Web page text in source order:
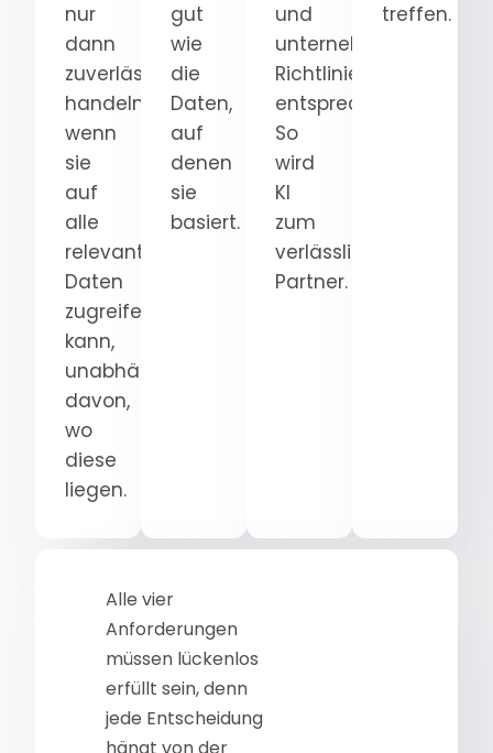
nur
dann
zuverlässig
handeln,
wenn
sie
auf
alle
relevanten
Daten
zugreifen
kann,
unabhängig
davon,
wo
diese
liegen.
gut
wie
die
Daten,
auf
denen
sie
basiert.
und
unternehmensweiten
Richtlinien
entsprechen.
So
wird
KI
zum
verlässlichen
Partner.
treffen.
Alle vier
Anforderungen
müssen lückenlos
erfüllt sein, denn
jede Entscheidung